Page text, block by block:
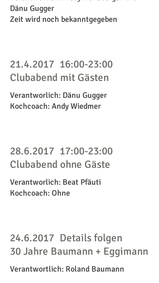
Dänu Gugger
Zeit wird noch bekanntgegeben
21.4.2017 16:00-23:00
Clubabend mit Gästen
Verantworlich: Dänu Gugger
Kochcoach: Andy Wiedmer
28.6.2017 17:00-23:00
Clubabend ohne Gäste
Verantworlich: Beat Pfäuti
Kochcoach: Ohne
24.6.2017 Details folgen
30 Jahre Baumann + Eggimann
Verantwortlich: Roland Baumann